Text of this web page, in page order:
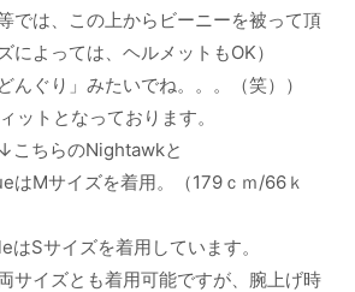
では、この上からビーニーを被って頂
によっては、ヘルメットもOK）
んぐり」みたいでね。。。（笑））
ットとなっております。
こちらのNightawkと
はMサイズを着用。（179ｃｍ/66ｋ
Sサイズを着用しています。
サイズとも着用可能ですが、腕上げ時